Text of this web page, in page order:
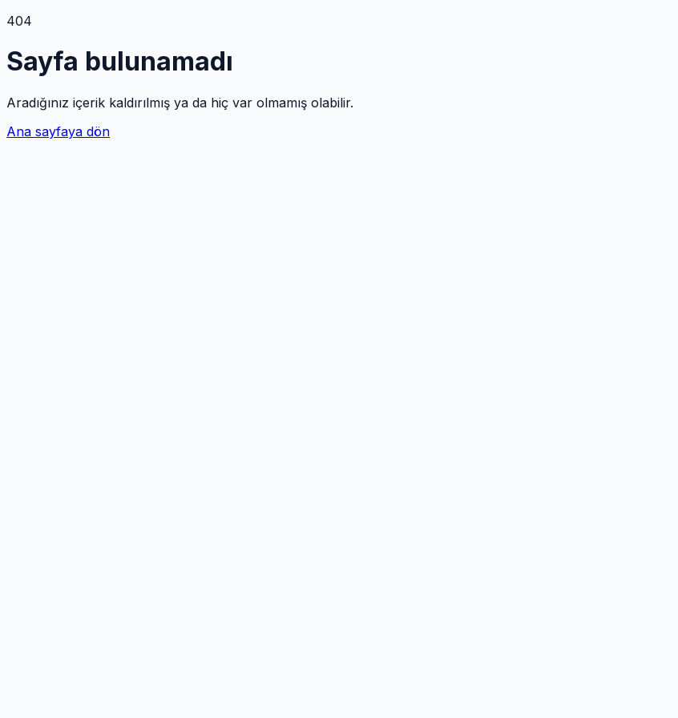
404
Sayfa bulunamadı
Aradığınız içerik kaldırılmış ya da hiç var olmamış olabilir.
Ana sayfaya dön